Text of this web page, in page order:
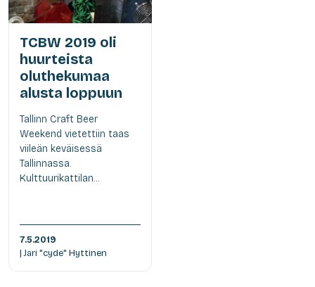
TCBW 2019 oli
huurteista
oluthekumaa
alusta loppuun
Tallinn Craft Beer
Weekend vietettiin taas
viileän keväisessä
Tallinnassa.
Kulttuurikattilan...
7.5.2019
| Jari "cyde" Hyttinen